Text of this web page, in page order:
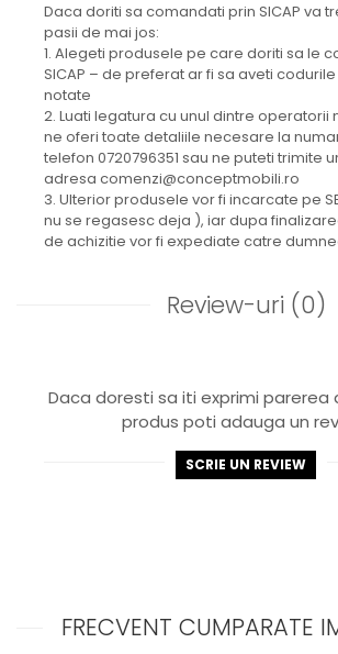
Daca doriti sa comandati prin SICAP va
pasii de mai jos:
1. Alegeti produsele pe care doriti sa le
SICAP – de preferat ar fi sa aveti
notate
2. Luati legatura cu unul dintre operatorii
ne oferi toate detaliile necesare la
telefon 0720796351 sau ne puteti trimite
adresa comenzi@conceptmobili.ro
3. Ulterior produsele vor fi incarcate pe
nu se regasesc deja ), iar dupa
de achizitie vor fi expediate catre
Review-uri (0)
Daca doresti sa iti exprimi parerea
produs poti adauga un
SCRIE UN REVIEW
FRECVENT CUMPARATE